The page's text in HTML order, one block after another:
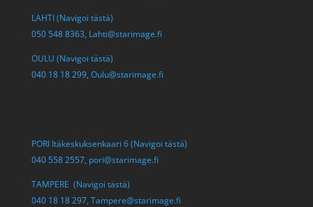
LAHTI (Navigoi tästä)
050 548 8363, Lahti@starimage.fi
OULU (Navigoi tästä)
040 18 18 299, Oulu@starimage.fi
PORI Itäkeskuksenkaari 6 (Navigoi tästä)
040 558 2557, pori@starimage.fi
TAMPERE (Navigoi tästä)
040 18 18 297, Tampere@starimage.fi